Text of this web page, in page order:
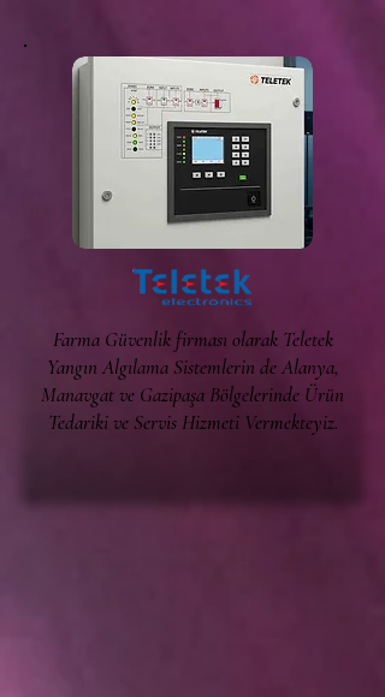
Farma Güvenlik firması olarak Teletek
Yangın Algılama Sistemlerin de Alanya,
Manavgat ve Gazipaşa Bölgelerinde Ürün
Tedariki ve Servis Hizmeti Vermekteyiz.